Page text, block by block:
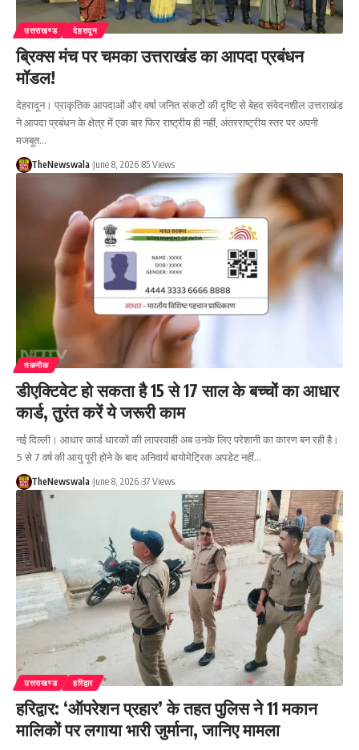
उत्तराखण्ड देहरादून
ब्रिक्स मंच पर चमका उत्तराखंड का आपदा प्रबंधन
मॉडल!
देहरादून। प्राकृतिक आपदाओं और वर्षा जनित संकटों की दृष्टि से बेहद संवेदनशील उत्तराखंड
ने आपदा प्रबंधन के क्षेत्र में एक बार फिर राष्ट्रीय ही नहीं, अंतरराष्ट्रीय स्तर पर अपनी
मजबूत…
TheNewswala June 8, 2026 85 Views
तकनीक
डीएक्टिवेट हो सकता है 15 से 17 साल के बच्चों का आधार
कार्ड, तुरंत करें ये जरूरी काम
नई दिल्ली। आधार कार्ड धारकों की लापरवाही अब उनके लिए परेशानी का कारण बन रही है।
5 से 7 वर्ष की आयु पूरी होने के बाद अनिवार्य बायोमेट्रिक अपडेट नहीं…
TheNewswala June 8, 2026 37 Views
उत्तराखण्ड हरिद्वार
हरिद्वार: ‘ऑपरेशन प्रहार’ के तहत पुलिस ने 11 मकान
मालिकों पर लगाया भारी जुर्माना, जानिए मामला